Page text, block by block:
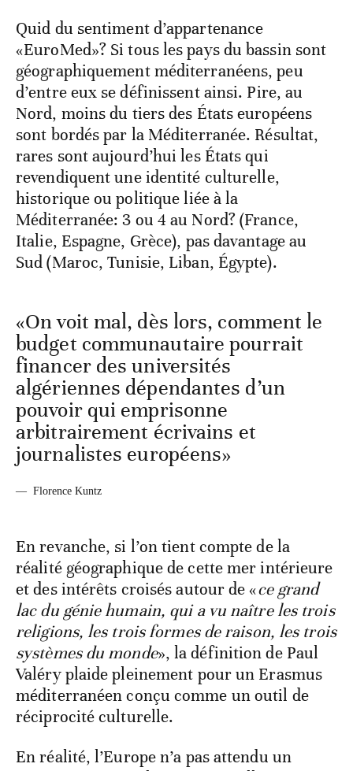
Quid du sentiment d’appartenance
«EuroMed»? Si tous les pays du bassin sont
géographiquement méditerranéens, peu
d’entre eux se définissent ainsi. Pire, au
Nord, moins du tiers des États européens
sont bordés par la Méditerranée. Résultat,
rares sont aujourd’hui les États qui
revendiquent une identité culturelle,
historique ou politique liée à la
Méditerranée: 3 ou 4 au Nord? (France,
Italie, Espagne, Grèce), pas davantage au
Sud (Maroc, Tunisie, Liban, Égypte).
«On voit mal, dès lors, comment le
budget communautaire pourrait
financer des universités
algériennes dépendantes d’un
pouvoir qui emprisonne
arbitrairement écrivains et
journalistes européens»
— Florence Kuntz
En revanche, si l’on tient compte de la
réalité géographique de cette mer intérieure
et des intérêts croisés autour de «ce grand
lac du génie humain, qui a vu naître les trois
religions, les trois formes de raison, les trois
systèmes du monde», la définition de Paul
Valéry plaide pleinement pour un Erasmus
méditerranéen conçu comme un outil de
réciprocité culturelle.
En réalité, l’Europe n’a pas attendu un